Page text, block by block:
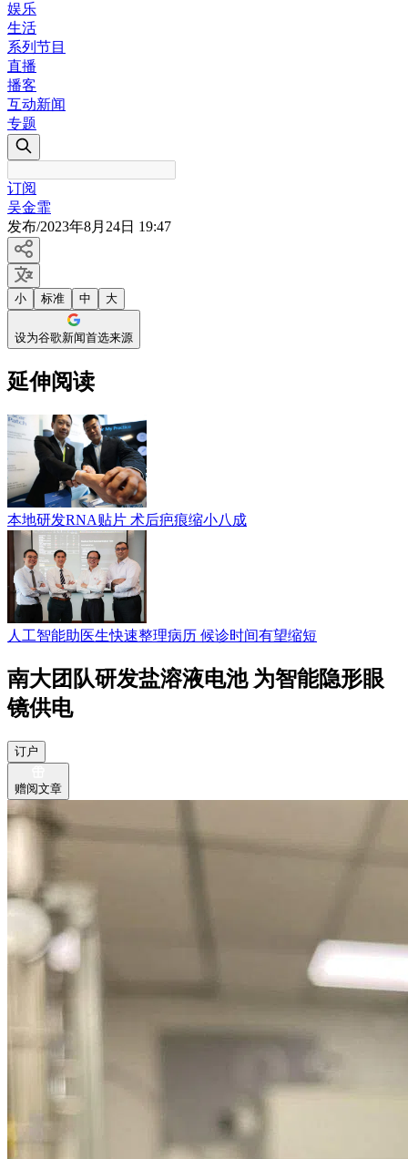
娱乐
生活
系列节目
直播
播客
互动新闻
专题
订阅
吴金霏
发布/2023年8月24日 19:47
小 标准 中 大
设为谷歌新闻首选来源
延伸阅读
本地研发RNA贴片 术后疤痕缩小八成
人工智能助医生快速整理病历 候诊时间有望缩短
南大团队研发盐溶液电池 为智能隐形眼
镜供电
订户
赠阅文章